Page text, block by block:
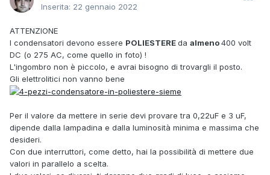
Inserita: 22 gennaio 2022
ATTENZIONE
I condensatori devono essere POLIESTEREda almeno400 volt
DC (o 275 AC, come quello in foto) !
L'ingombro non è piccolo, e avrai bisogno di trovargli il posto.
Gli elettrolitici non vanno bene
Per il valore da mettere in serie devi provare tra 0,22uF e 3 uF,
dipende dalla lampadina e dalla luminosità minima e massima che
desideri.
Con due interruttori, come detto, hai la possibilità di mettere due
valori in parallelo a scelta.